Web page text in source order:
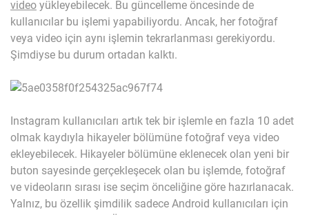
video yükleyebilecek. Bu güncelleme öncesinde de
kullanıcılar bu işlemi yapabiliyordu. Ancak, her fotoğraf
veya video için aynı işlemin tekrarlanması gerekiyordu.
Şimdiyse bu durum ortadan kalktı.
Instagram kullanıcıları artık tek bir işlemle en fazla 10 adet
olmak kaydıyla hikayeler bölümüne fotoğraf veya video
ekleyebilecek. Hikayeler bölümüne eklenecek olan yeni bir
buton sayesinde gerçekleşecek olan bu işlemde, fotoğraf
ve videoların sırası ise seçim önceliğine göre hazırlanacak.
Yalnız, bu özellik şimdilik sadece Android kullanıcıları için